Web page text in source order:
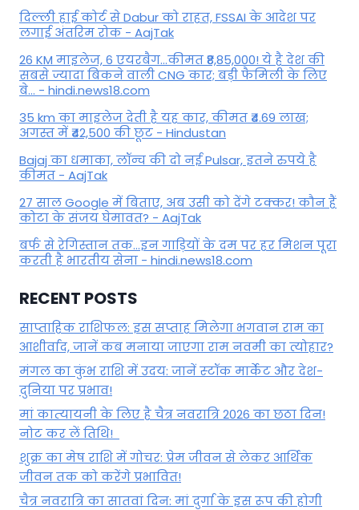
दिल्ली हाई कोर्ट से Dabur को राहत, FSSAI के आदेश पर
लगाई अंतरिम रोक - AajTak
26 KM माइलेज, 6 एयरबैग...कीमत ₹8,85,000! ये है देश की
सबसे ज्यादा बिकने वाली CNG कार; बड़ी फैमिली के लिए
बे... - hindi.news18.com
35 km का माइलेज देती है यह कार, कीमत ₹4.69 लाख;
अगस्त में ₹42,500 की छूट - Hindustan
Bajaj का धमाका, लॉन्च की दो नई Pulsar, इतने रुपये है
कीमत - AajTak
27 साल Google में बिताए, अब उसी को देंगे टक्कर! कौन हैं
कोटा के संजय घेमावत? - AajTak
बर्फ से रेगिस्तान तक...इन गाड़ियों के दम पर हर मिशन पूरा
करती है भारतीय सेना - hindi.news18.com
RECENT POSTS
साप्ताहिक राशिफल: इस सप्ताह मिलेगा भगवान राम का
आशीर्वाद, जानें कब मनाया जाएगा राम नवमी का त्योहार?
मंगल का कुंभ राशि में उदय: जानें स्‍टॉक मार्केट और देश-
दुनिया पर प्रभाव!
मां कात्‍यायनी के लिए है चैत्र नवरात्रि 2026 का छठा दिन!
नोट कर लें तिथि!
शुक्र का मेष राशि में गोचर: प्रेम जीवन से लेकर आर्थिक
जीवन तक को करेंगे प्रभावित!
चैत्र नवरात्रि का सातवां दिन: मां दुर्गा के इस रूप की होगी